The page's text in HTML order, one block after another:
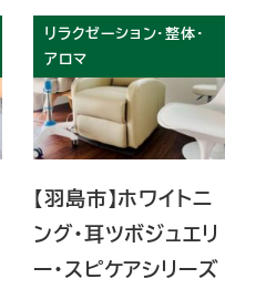
リラクゼーション・整体・
アロマ
【羽島市】ホワイトニ
ング・耳ツボジュエリ
ー・スピケアシリーズ